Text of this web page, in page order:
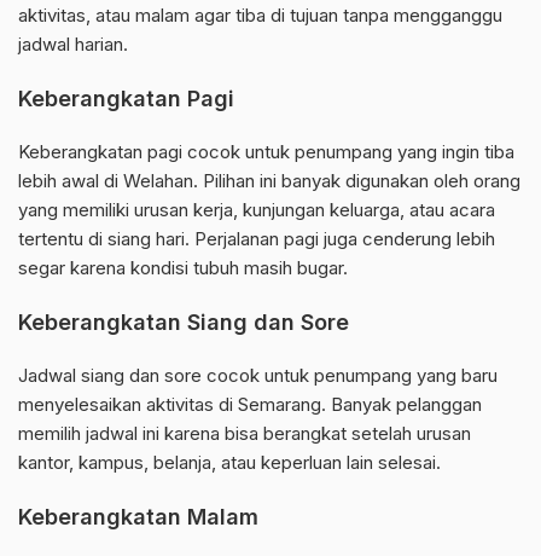
aktivitas, atau malam agar tiba di tujuan tanpa mengganggu
jadwal harian.
Keberangkatan Pagi
Keberangkatan pagi cocok untuk penumpang yang ingin tiba
lebih awal di Welahan. Pilihan ini banyak digunakan oleh orang
yang memiliki urusan kerja, kunjungan keluarga, atau acara
tertentu di siang hari. Perjalanan pagi juga cenderung lebih
segar karena kondisi tubuh masih bugar.
Keberangkatan Siang dan Sore
Jadwal siang dan sore cocok untuk penumpang yang baru
menyelesaikan aktivitas di Semarang. Banyak pelanggan
memilih jadwal ini karena bisa berangkat setelah urusan
kantor, kampus, belanja, atau keperluan lain selesai.
Keberangkatan Malam